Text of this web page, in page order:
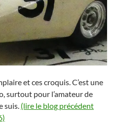
et ces croquis. C’est une
surtout pour l’amateur de
suis. (lire le blog précédent